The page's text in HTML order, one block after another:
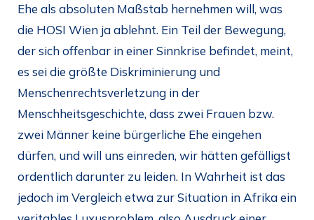
Ehe als absoluten Maßstab hernehmen will, was
die HOSI Wien ja ablehnt. Ein Teil der Bewegung,
der sich offenbar in einer Sinnkrise befindet, meint,
es sei die größte Diskriminierung und
Menschenrechtsverletzung in der
Menschheitsgeschichte, dass zwei Frauen bzw.
zwei Männer keine bürgerliche Ehe eingehen
dürfen, und will uns einreden, wir hätten gefälligst
ordentlich darunter zu leiden. In Wahrheit ist das
jedoch im Vergleich etwa zur Situation in Afrika ein